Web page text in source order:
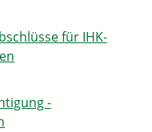
für IHK-
-